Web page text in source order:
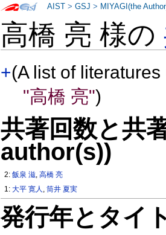
高橋 亮 様の
+(A list of
"高橋 亮")
共著回数と共
author(s))
2:飯泉 滋,高橋 亮
1:大平 寛人 ,筒井 夏実
発行年とタイ
AIST >GSJ > MIYAGI(the